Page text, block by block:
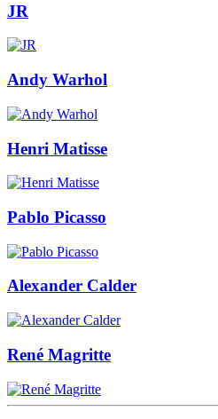
JR
Andy Warhol
Henri Matisse
Pablo Picasso
Alexander Calder
René Magritte